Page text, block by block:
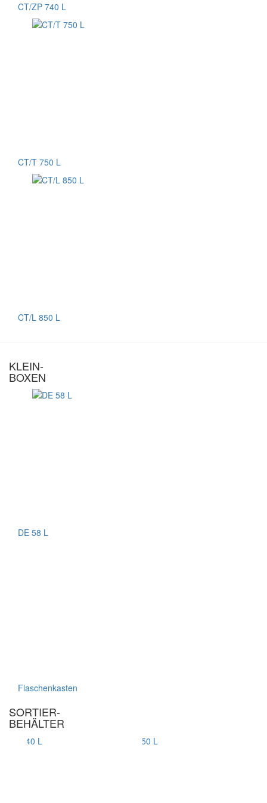
CT/ZP 740 L
CT/T 750 L
CT/L 850 L
KLEIN-
BOXEN
DE 58 L
Flaschenkasten
SORTIER-
BEHÄLTER